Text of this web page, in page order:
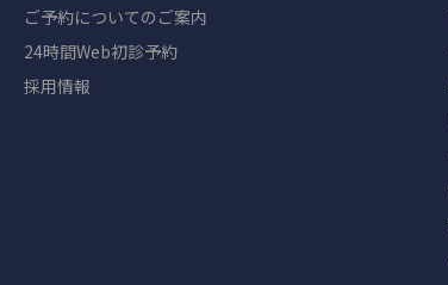
ご予約についてのご案内
24時間Web初診予約
採用情報